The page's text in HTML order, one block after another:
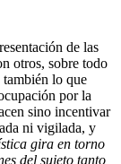
de las
otros, sobre todo
también lo que
por la
sino incentivar
ni vigilada, y
gira en torno
del sujeto tanto